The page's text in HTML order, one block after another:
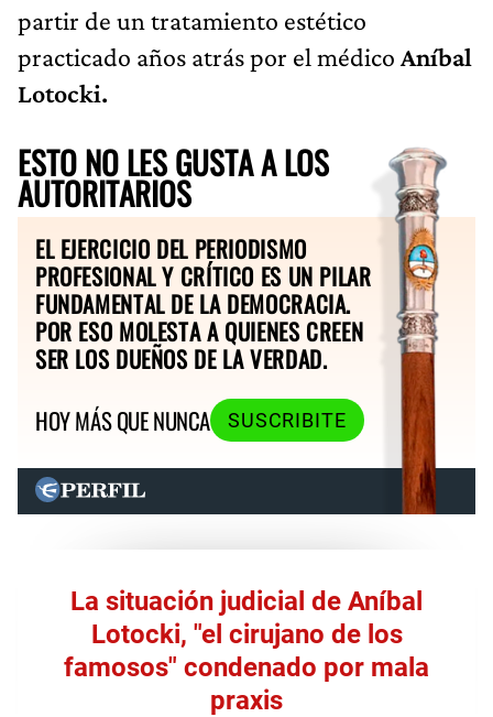
partir de un tratamiento estético
practicado años atrás por el médico Aníbal
Lotocki.
ESTO NO LES GUSTA A LOS
AUTORITARIOS
EL EJERCICIO DEL PERIODISMO
PROFESIONAL Y CRÍTICO ES UN PILAR
FUNDAMENTAL DE LA DEMOCRACIA.
POR ESO MOLESTA A QUIENES CREEN
SER LOS DUEÑOS DE LA VERDAD.
HOY MÁS QUE NUNCA
SUSCRIBITE
La situación judicial de Aníbal
Lotocki, "el cirujano de los
famosos" condenado por mala
praxis